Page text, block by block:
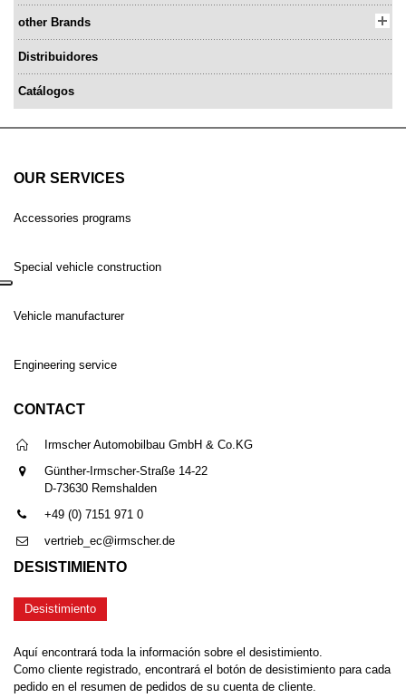
other Brands
Distribuidores
Catálogos
OUR SERVICES
Accessories programs
Special vehicle construction
Vehicle manufacturer
Engineering service
CONTACT
Irmscher Automobilbau GmbH & Co.KG
Günther-Irmscher-Straße 14-22
D-73630 Remshalden
+49 (0) 7151 971 0
vertrieb_ec@irmscher.de
DESISTIMIENTO
Desistimiento
Aquí encontrará toda la información sobre el desistimiento.
Como cliente registrado, encontrará el botón de desistimiento para cada
pedido en el resumen de pedidos de su cuenta de cliente.